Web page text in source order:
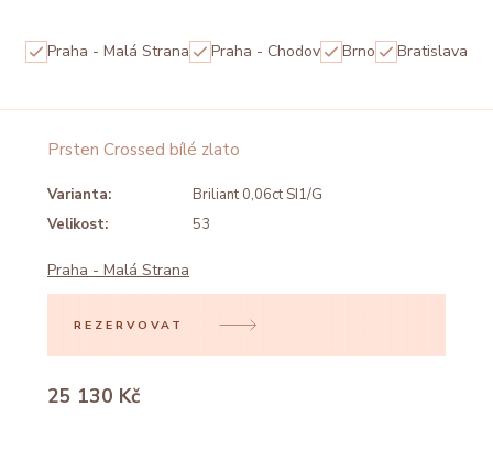
Praha - Malá Strana Praha - Chodov Brno Bratislava
Prsten Crossed bílé zlato
Varianta:
Briliant 0,06ct SI1/G
Velikost:
53
Praha - Malá Strana
REZERVOVAT
25 130 Kč